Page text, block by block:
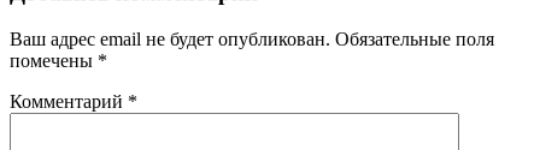
Ваш адрес email не будет опубликован. Обязательные поля
помечены *
Комментарий *